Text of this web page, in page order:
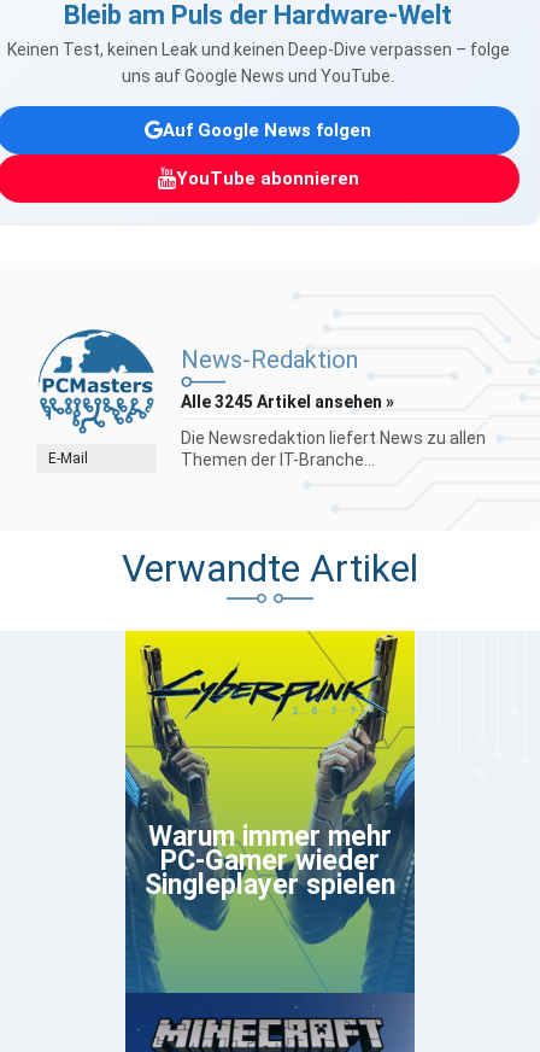
Bleib am Puls der Hardware-Welt
Keinen Test, keinen Leak und keinen Deep-Dive verpassen – folge
uns auf Google News und YouTube.
Auf Google News folgen
YouTube abonnieren
E-Mail
News-Redaktion
Alle 3245 Artikel ansehen »
Die Newsredaktion liefert News zu allen
Themen der IT-Branche...
Verwandte Artikel
Warum immer mehr
PC-Gamer wieder
Singleplayer spielen